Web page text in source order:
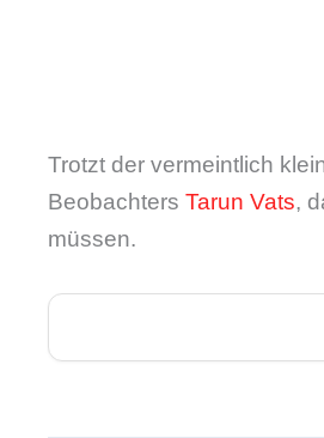
Trotzt der vermeintlich
Beobachters Tarun Vats,
müssen.